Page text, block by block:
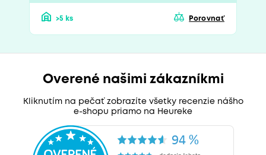
>5 ks Porovnať
Overené našimi zákazníkmi
Kliknutím na pečať zobrazíte všetky recenzie nášho
e-shopu priamo na Heureke